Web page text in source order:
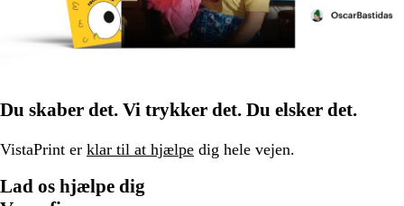
Du skaber det. Vi trykker det. Du elsker det.
VistaPrint er klar til at hjælpe dig hele vejen.
Lad os hjælpe dig